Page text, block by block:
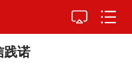
践诺